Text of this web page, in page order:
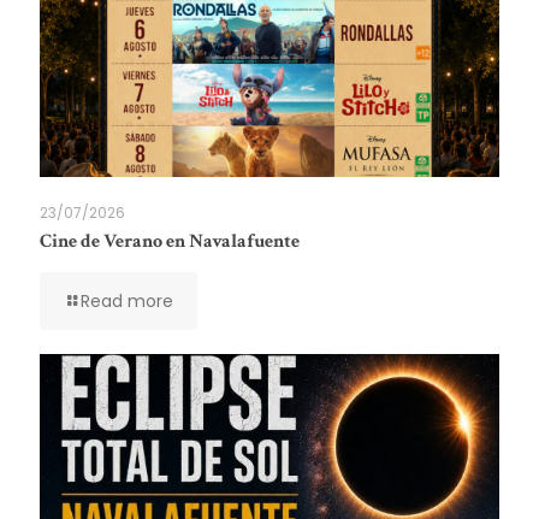
23/07/2026
Cine de Verano en Navalafuente
Read more